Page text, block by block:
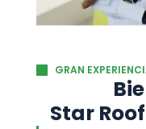
GRAN
Star